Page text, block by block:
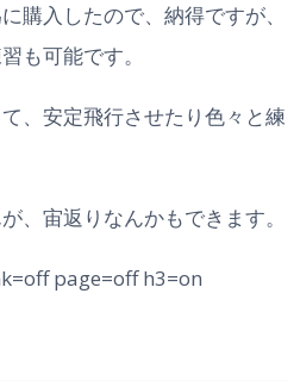
購入したので、納得ですが、
も可能です。
、安定飛行させたり色々と練
、宙返りなんかもできます。
page=off h3=on